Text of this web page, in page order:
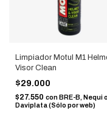
Limpiador Motul M1
Visor Clean
$29.000
$27.550 conBRE-B, Nequi o
Daviplata (Sólo por web)